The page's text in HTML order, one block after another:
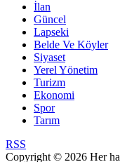
İlan
Güncel
Lapseki
Belde Ve Köyler
Siyaset
Yerel Yönetim
Turizm
Ekonomi
Spor
Tarım
RSS
Copyright © 2026 Her